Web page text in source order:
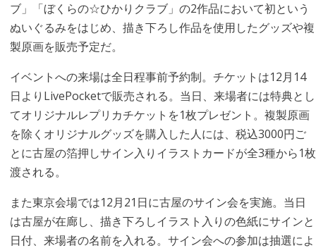
ブ」「ぼくらの☆ひかりクラブ」の2作品において初という
ぬいぐるみをはじめ、描き下ろし作品を使用したグッズや複
製原画を販売予定だ。
イベントへの来場は全日程事前予約制。チケットは12月14
日よりLivePocketで販売される。当日、来場者には特典とし
てオリジナルレプリカチケットを1枚プレゼント。複製原画
を除くオリジナルグッズを購入した人には、税込3000円ご
とに古屋の箔押しサイン入りイラストカードが全3種から1枚
渡される。
また東京会場では12月21日に古屋のサイン会を実施。当日
は古屋が在廊し、描き下ろしイラスト入りの色紙にサインと
日付、来場者の名前を入れる。サイン会への参加は抽選によ